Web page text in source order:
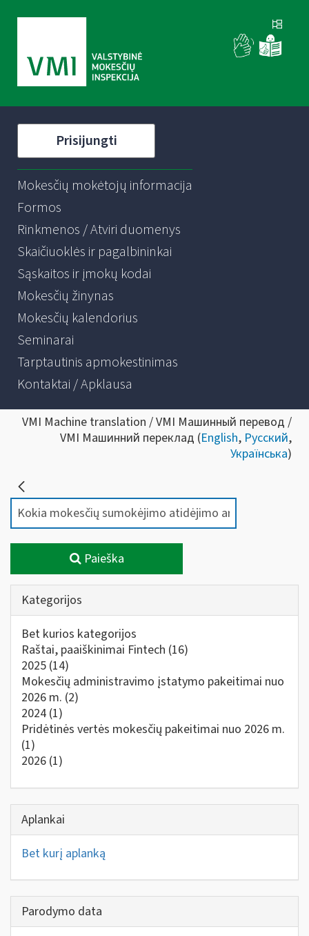
Prisijungti
Mokesčių mokėtojų informacija
Formos
Rinkmenos / Atviri duomenys
Skaičiuoklės ir pagalbininkai
Sąskaitos ir įmokų kodai
Mokesčių žinynas
Mokesčių kalendorius
Seminarai
Tarptautinis apmokestinimas
Kontaktai / Apklausa
VMI Machine translation / VMI Машинный перевод /
VMI Машинний переклад (English, Русский,
Українська)
Paieška
Kategorijos
Bet kurios kategorijos
Raštai, paaiškinimai Fintech (16)
2025 (14)
Mokesčių administravimo įstatymo pakeitimai nuo
2026 m. (2)
2024 (1)
Pridėtinės vertės mokesčių pakeitimai nuo 2026 m.
(1)
2026 (1)
Aplankai
Bet kurį aplanką
Parodymo data